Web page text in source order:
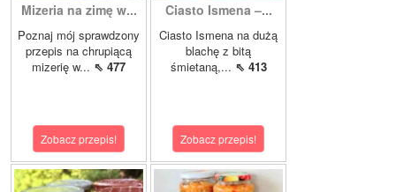
Mizeria na zimę w...
Poznaj mój sprawdzony
przepis na chrupiącą
mizerię w... ⇖ 477
Zobacz przepis!
Ciasto Ismena –...
Ciasto Ismena na dużą
blachę z bitą
śmietaną,... ⇖ 413
Zobacz przepis!